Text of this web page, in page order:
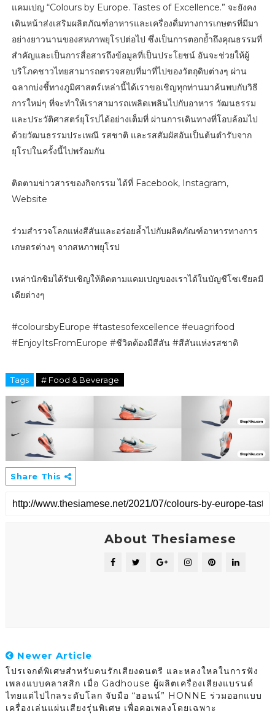
แคมเปญ “Colours by Europe. Tastes of Excellence.” จะยังคง
เดินหน้าส่งเสริมผลิตภัณฑ์อาหารและเครื่องดื่มทางการเกษตรที่มีมา
อย่างยาวนานของสหภาพยุโรปต่อไป ซึ่งเป็นการตอกย้ำถึงคุณธรรมที่
สำคัญและเป็นการสื่อสารถึงข้อมูลที่เป็นประโยชน์ อันจะช่วยให้ผู้
บริโภคชาวไทยสามารถตรวจสอบที่มาที่ไปของวัตถุดิบต่างๆ ผ่าน
ฉลากบ่งชี้ทางภูมิศาสตร์เหล่านี้ได้เราขอเชิญทุกท่านมาค้นพบกับวิธี
การใหม่ๆ ที่จะทำให้เราสามารถเพลิดเพลินไปกับอาหาร วัฒนธรรม
และประวัติศาสตร์ยุโรปได้อย่างเต็มที่ ผ่านการเดินทางที่โอบล้อมไป
ด้วยวัฒนธรรมประเพณี รสชาติ และรสสัมผัสอันเป็นต้นตำรับจาก
ยุโรปในครั้งนี้ไปพร้อมกัน
ติดตามข่าวสารของกิจกรรม ได้ที่ Facebook, Instagram,
Website
ร่วมสำรวจโลกแห่งสีสันและอร่อยล้ำไปกับผลิตภัณฑ์อาหารทางการ
เกษตรต่างๆ จากสหภาพยุโรป
เหล่านักชิมได้รับเชิญให้ติดตามแคมเปญของเราได้ในบัญชีโซเชียลมี
เดียต่างๆ
#coloursbyEurope #tastesofexcellence #euagrifood
#EnjoyItsFromEurope #ชีวิตต้องมีสีสัน #สีสันแห่งรสชาติ
Tags # Food & Beverage
Share This
About Thesiamese
Newer Article
โปรเจกต์พิเศษสำหรับคนรักเสียงดนตรี และหลงใหลในการฟัง
เพลงแบบคลาสสิก เมื่อ Gadhouse ผู้ผลิตเครื่องเสียงแบรนด์
ไทยแต่ไปไกลระดับโลก จับมือ “ฮอนน์” HONNE ร่วมออกแบบ
เครื่องเล่นแผ่นเสียงรุ่นพิเศษ เพื่อคอเพลงโดยเฉพาะ